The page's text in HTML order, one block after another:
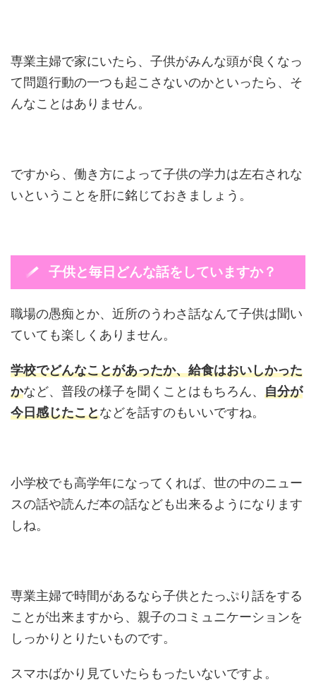
専業主婦で家にいたら、子供がみんな頭が良くなっ
て問題行動の一つも起こさないのかといったら、そ
んなことはありません。
ですから、働き方によって子供の学力は左右されな
いということを肝に銘じておきましょう。
子供と毎日どんな話をしていますか？
職場の愚痴とか、近所のうわさ話なんて子供は聞い
ていても楽しくありません。
学校でどんなことがあったか、給食はおいしかった
かなど、普段の様子を聞くことはもちろん、 自分が
今日感じたことなどを話すのもいいですね。
小学校でも高学年になってくれば、世の中のニュー
スの話や読んだ本の話なども出来るようになります
しね。
専業主婦で時間があるなら子供とたっぷり話をする
ことが出来ますから、親子のコミュニケーションを
しっかりとりたいものです。
スマホばかり見ていたらもったいないですよ。